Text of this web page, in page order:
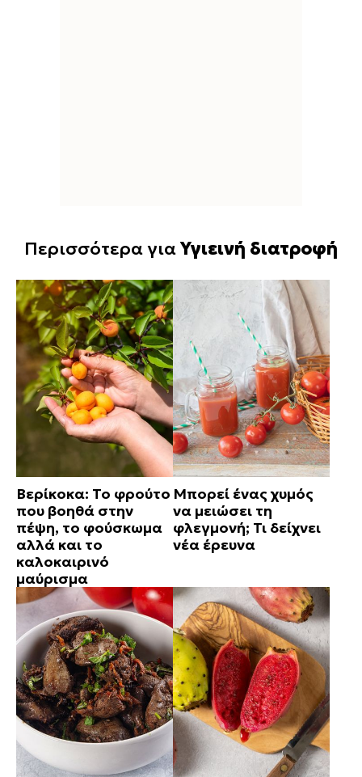
Περισσότερα γιαΥγιεινή διατροφή
Βερίκοκα: Το φρούτο
που βοηθά στην
πέψη, το φούσκωμα
αλλά και το
καλοκαιρινό
μαύρισμα
Μπορεί ένας χυμός
να μειώσει τη
φλεγμονή; Τι δείχνει
νέα έρευνα